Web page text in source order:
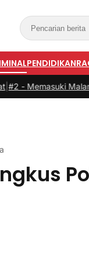
PENDIDIKAN
Malam Kedua